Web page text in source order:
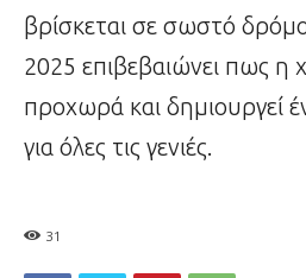
βρίσκεται σε σωστό
2025 επιβεβαιώνει πως η
προχωρά και δημιουργεί
για όλες τις γενιές.
31